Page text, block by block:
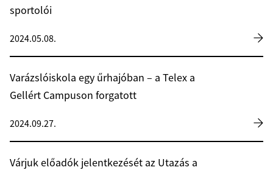
sportolói
2024.05.08.
Varázslóiskola egy űrhajóban – a Telex a
Gellért Campuson forgatott
2024.09.27.
Várjuk előadók jelentkezését az Utazás a